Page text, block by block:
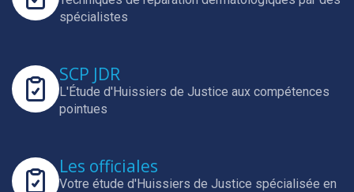
spécialistes
SCP JDR
L'Étude d'Huissiers de Justice aux compétences
pointues
Les officiales
Votre étude d'Huissiers de Justice spécialisée en